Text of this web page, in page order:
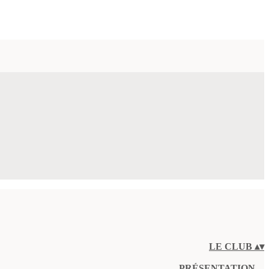
LE CLUB ▴▾